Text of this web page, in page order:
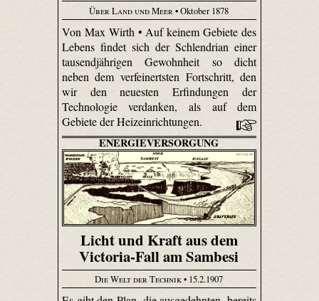
Über Land und Meer• Oktober 1878
Von Max Wirth • Auf keinem Gebiete des
Lebens findet sich der Schlendrian einer
tausendjährigen Gewohnheit so dicht
neben dem verfei­nertsten Fortschritt, den
wir den neuesten Erfindungen der
Technologie verdanken, als auf dem
Gebiete der Heizeinrichtungen.
ENERGIEVERSORGUNG
Licht und Kraft aus dem
Victoria-Fall am Sambesi
Die Welt der Technik• 15.2.1907